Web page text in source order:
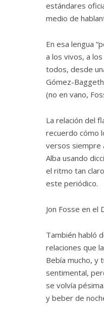
estándares
medio de
En esa lengua
a los vivos, a
todos, desde
Gómez-
(no en vano,
La relación del
recuerdo cómo
versos siempre
Alba usando
el ritmo tan
este periódico.
Jon Fosse en el
También habló
relaciones que
Bebía mucho, y
sentimental,
se volvía
y beber de